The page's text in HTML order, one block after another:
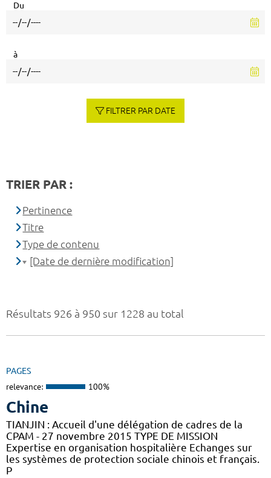
Résultats 926 à 950 sur 1228 au total
PAGES
relevance: 100%
Chine
TIANJIN : Accueil d'une délégation de cadres de la
CPAM - 27 novembre 2015 TYPE DE MISSION
Expertise en organisation hospitalière Echanges sur
les systèmes de protection sociale chinois et français.
P
Du
à
FILTRER PAR DATE
TRIER PAR :
Pertinence
Titre
Type de contenu
[Date de dernière modification]